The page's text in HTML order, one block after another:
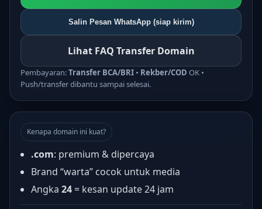
Salin Pesan WhatsApp (siap kirim)
Lihat FAQ Transfer Domain
Pembayaran:Transfer BCA/BRI • Rekber/COD OK •
Push/transfer dibantu sampai selesai.
Kenapa domain ini kuat?
.com: premium & dipercaya
Brand “warta” cocok untuk media
Angka 24 = kesan update 24 jam